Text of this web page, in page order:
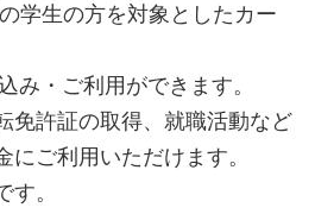
学生の方を対象としたカー
み・ご利用ができます。
免許証の取得、就職活動など
ご利用いただけます。
。